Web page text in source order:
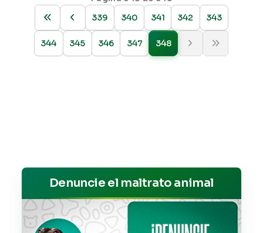
339
340 341 342 343
344 345 346 347 348
Denuncie el maltrato animal